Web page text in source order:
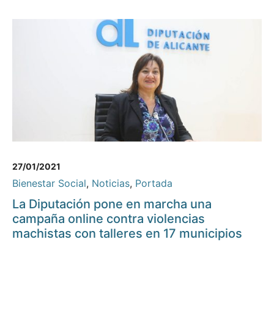
27/01/2021
Bienestar Social, Noticias, Portada
La Diputación pone en marcha una
campaña online contra violencias
machistas con talleres en 17 municipios